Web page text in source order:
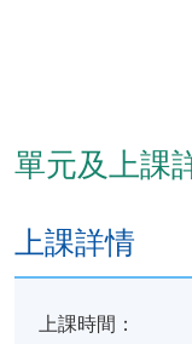
(每小時1分)，獲
單元及上課
上課詳情
上課時間：